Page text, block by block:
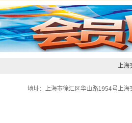
上海
地址：上海市徐汇区华山路1954号上